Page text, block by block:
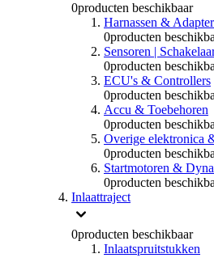
0producten beschikbaar
Harnassen &
0producten
Sensoren |
0producten
ECU's & Controllers
0producten
Accu & Toebehoren
0producten
Overige elektronica
0producten
Startmotoren &
0producten
Inlaattraject
0producten beschikbaar
Inlaatspruitstukken